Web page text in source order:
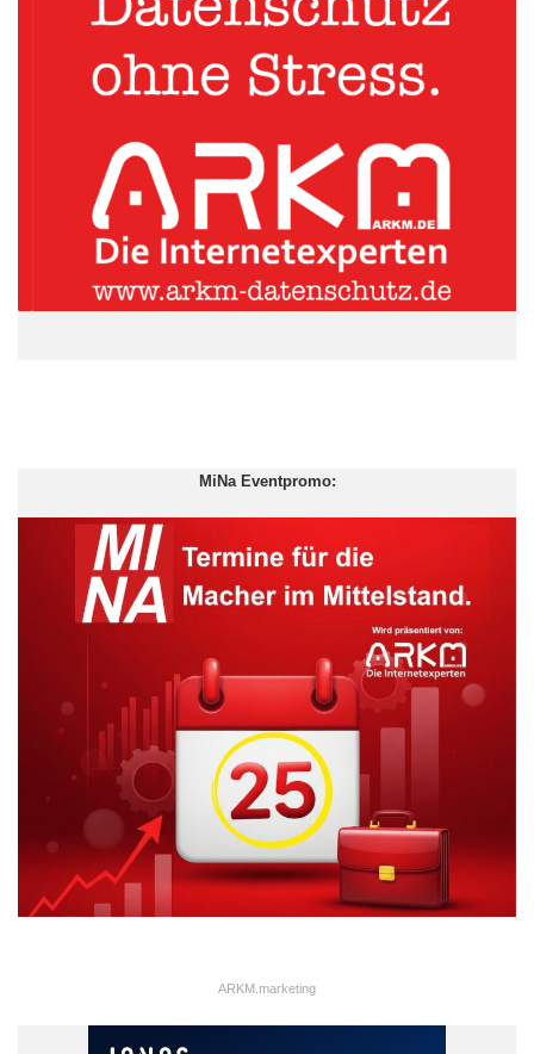
Quelle: PIABO PR GmbH
Taxator ermöglicht Selbstständigen einfache Berechnung
ihrer Steuern
Gerade für Selbstständige ist es wichtig, in etwa zu wissen, wie
viele Steuern sie im Vorhinein zurücklegen müssen. Für sie gibt
es keine Steuerklassen wie für Angestellte, die die Berechnung
Erfahrung bringen können. Häufig wird dabei viel zu viel oder
Er ist ein einfaches und leicht zu bedienendes Tool, welches
Selbstständigen schon vorab dabei hilft, zu verstehen, wie viel
Steuern sie beiseite legen müssen. Berücksichtigt werden bei
dem Rechner auch geschäftliche Ausgaben, das Einkommen
der Partnerin bzw. des Partners (für potentielles
Ehegattensplitting oder das Pendant der eingetragenen
Lebenspartnerschaft), eine eventuell anfallende Kirchensteuer
und Weiteres. Der Taxator sowie weitere Informationen sind
unter folgender URL abzurufen: . Das Tool ist mit jedem Konto
bei Kontist automatisch verknüpft, berechnet so die
Einkommens- und Umsatzsteuer seiner Nutzer und legt diese
automatisch auf ein Unterkonto.
ARKM.marketing
MiNa Eventpromo:
ARKM.marketing